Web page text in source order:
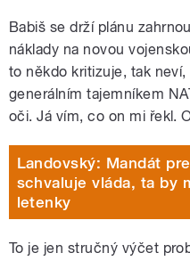
Babiš se drží plánu
náklady na novou
to někdo kritizuje, tak
generálním tajemníkem
oči. Já vím, co on mi řekl.
Landovský: Mandát
schvaluje vláda, ta by
letenky
To je jen stručný výčet